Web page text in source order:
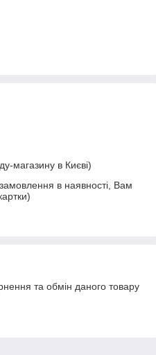
магазину в Києві)
в наявності, Вам
та обмін даного товару